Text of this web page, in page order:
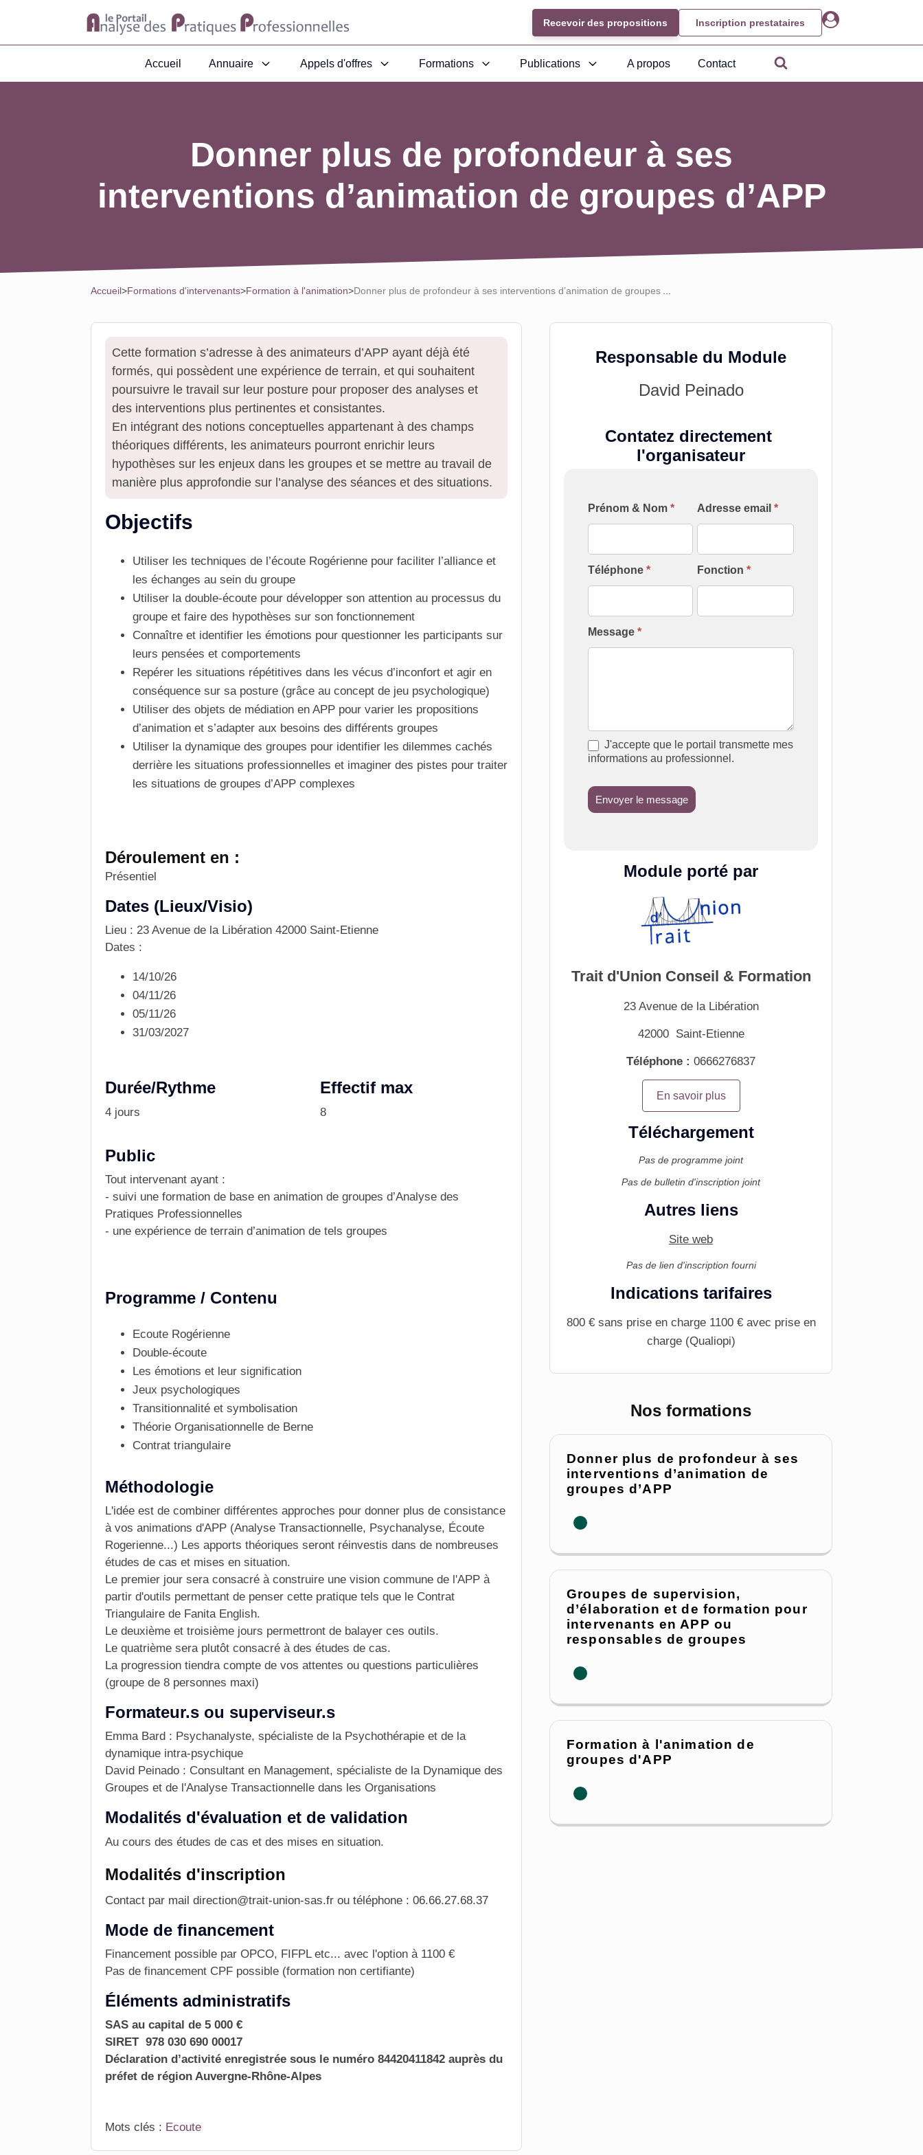
Recevoir des propositions Inscription prestataires
Accueil Annuaire Appels d'offres Formations Publications A propos Contact
Donner plus de profondeur à ses
interventions d’animation de groupes d’APP
Accueil>Formations d'intervenants>Formation à l'animation>Donner plus de profondeur à ses interventions d’animation de groupes d’APP
Cette formation s’adresse à des animateurs d’APP ayant déjà été
formés, qui possèdent une expérience de terrain, et qui souhaitent
poursuivre le travail sur leur posture pour proposer des analyses et
des interventions plus pertinentes et consistantes.
En intégrant des notions conceptuelles appartenant à des champs
théoriques différents, les animateurs pourront enrichir leurs
hypothèses sur les enjeux dans les groupes et se mettre au travail de
manière plus approfondie sur l’analyse des séances et des situations.
Objectifs
Utiliser les techniques de l’écoute Rogérienne pour faciliter l’alliance et
les échanges au sein du groupe
Utiliser la double-écoute pour développer son attention au processus du
groupe et faire des hypothèses sur son fonctionnement
Connaître et identifier les émotions pour questionner les participants sur
leurs pensées et comportements
Repérer les situations répétitives dans les vécus d’inconfort et agir en
conséquence sur sa posture (grâce au concept de jeu psychologique)
Utiliser des objets de médiation en APP pour varier les propositions
d’animation et s’adapter aux besoins des différents groupes
Utiliser la dynamique des groupes pour identifier les dilemmes cachés
derrière les situations professionnelles et imaginer des pistes pour traiter
les situations de groupes d’APP complexes
Déroulement en :
Présentiel
Dates (Lieux/Visio)
Lieu : 23 Avenue de la Libération 42000 Saint-Etienne
Dates :
14/10/26
04/11/26
05/11/26
31/03/2027
Durée/Rythme
4 jours
Effectif max
8
Public
Tout intervenant ayant :
- suivi une formation de base en animation de groupes d’Analyse des
Pratiques Professionnelles
- une expérience de terrain d’animation de tels groupes
Programme / Contenu
Ecoute Rogérienne
Double-écoute
Les émotions et leur signification
Jeux psychologiques
Transitionnalité et symbolisation
Théorie Organisationnelle de Berne
Contrat triangulaire
Méthodologie
L'idée est de combiner différentes approches pour donner plus de consistance
à vos animations d'APP (Analyse Transactionnelle, Psychanalyse, Écoute
Rogerienne...) Les apports théoriques seront réinvestis dans de nombreuses
études de cas et mises en situation.
Le premier jour sera consacré à construire une vision commune de l'APP à
partir d'outils permettant de penser cette pratique tels que le Contrat
Triangulaire de Fanita English.
Le deuxième et troisième jours permettront de balayer ces outils.
Le quatrième sera plutôt consacré à des études de cas.
La progression tiendra compte de vos attentes ou questions particulières
(groupe de 8 personnes maxi)
Formateur.s ou superviseur.s
Emma Bard : Psychanalyste, spécialiste de la Psychothérapie et de la
dynamique intra-psychique
David Peinado : Consultant en Management, spécialiste de la Dynamique des
Groupes et de l'Analyse Transactionnelle dans les Organisations
Modalités d'évaluation et de validation
Au cours des études de cas et des mises en situation.
Modalités d'inscription
Contact par mail direction@trait-union-sas.fr ou téléphone : 06.66.27.68.37
Mode de financement
Financement possible par OPCO, FIFPL etc... avec l'option à 1100 €
Pas de financement CPF possible (formation non certifiante)
Éléments administratifs
SAS au capital de 5 000 €
SIRET 978 030 690 00017
Déclaration d’activité enregistrée sous le numéro 84420411842 auprès du
préfet de région Auvergne-Rhône-Alpes
Mots clés : Ecoute
Responsable du Module
David Peinado
Contatez directement
l'organisateur
Formulaire
[Contact
Intervenant]
Prénom & Nom * Adresse email*
Téléphone * Fonction*
Message *
J'accepte que le portail transmette mes
informations au professionnel.
Envoyer le message
Module porté par
Trait d'Union Conseil & Formation
23 Avenue de la Libération
42000 Saint-Etienne
Téléphone : 0666276837
En savoir plus
Téléchargement
Pas de programme joint
Pas de bulletin d'inscription joint
Autres liens
Site web
Pas de lien d'inscription fourni
Indications tarifaires
800 € sans prise en charge 1100 € avec prise en
charge (Qualiopi)
Nos formations
Donner plus de profondeur à ses
interventions d’animation de
groupes d’APP
Groupes de supervision,
d’élaboration et de formation pour
intervenants en APP ou
responsables de groupes
Formation à l'animation de
groupes d'APP